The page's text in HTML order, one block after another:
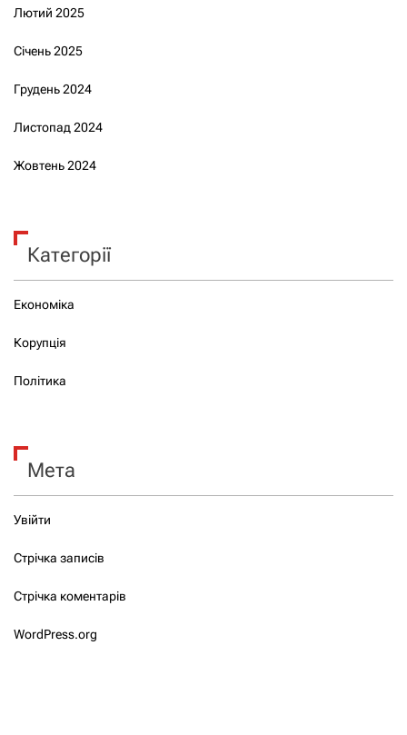
Лютий 2025
Січень 2025
Грудень 2024
Листопад 2024
Жовтень 2024
Категорії
Економіка
Корупція
Політика
Мета
Увійти
Стрічка записів
Стрічка коментарів
WordPress.org